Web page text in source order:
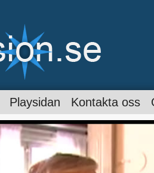
Playsidan Kontakta oss